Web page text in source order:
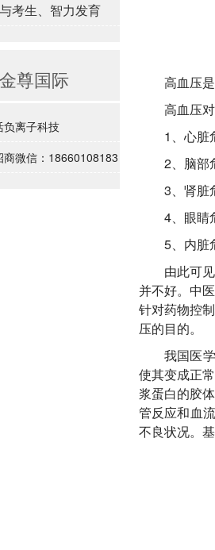
考生、智力发育
尊国际
负离子科技
商微信：18660108183
高血压
高血压
1、心脏
2、脑部
3、肾脏
4、眼睛
5、内脏
由此可
并不好。中
针对药物控
压的目的。
我国医
使其变成正
浆蛋白的胶
管反应和血
不良状况。